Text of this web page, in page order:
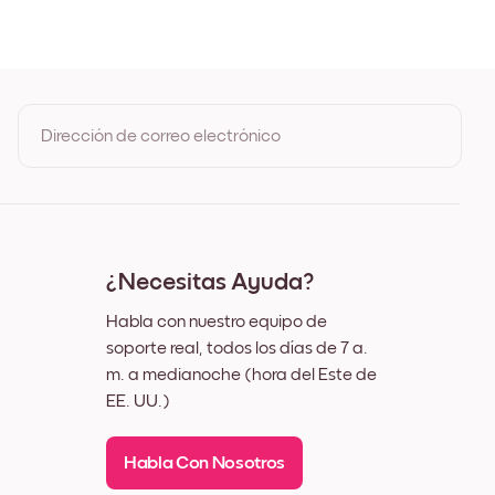
Dirección de correo electrónico
¿Necesitas Ayuda?
Habla con nuestro equipo de
soporte real, todos los días de 7 a.
m. a medianoche (hora del Este de
EE. UU.)
Habla Con Nosotros